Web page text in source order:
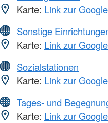
Karte: Link zur
Sonstige
Karte: Link zur
Sozialstationen
Karte: Link zur
Tages- und
Karte: Link zur